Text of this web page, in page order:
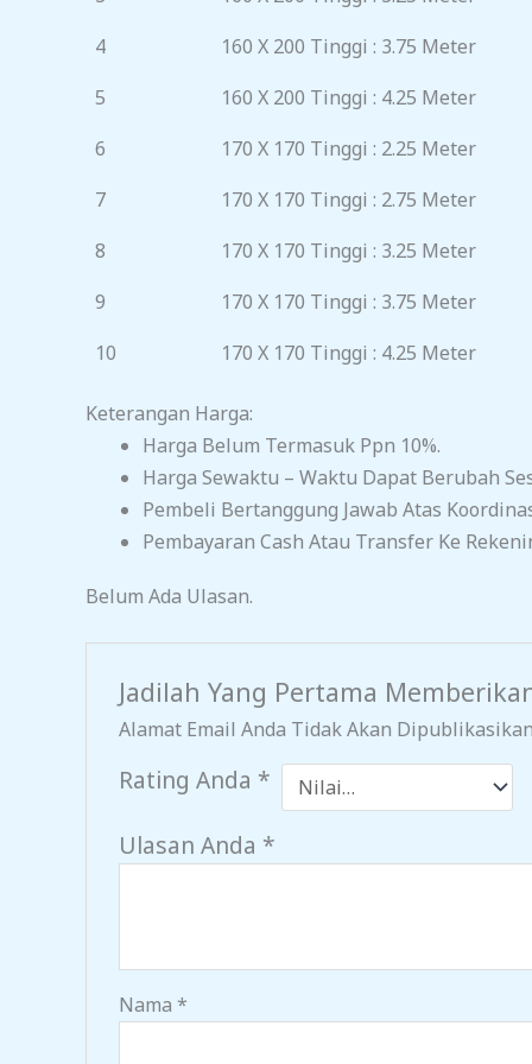
4
160 X 200 Tinggi : 3.75 Meter
5
160 X 200 Tinggi : 4.25 Meter
6
170 X 170 Tinggi : 2.25 Meter
7
170 X 170 Tinggi : 2.75 Meter
8
170 X 170 Tinggi : 3.25 Meter
9
170 X 170 Tinggi : 3.75 Meter
10
170 X 170 Tinggi : 4.25 Meter
Keterangan Harga:
Harga Belum Termasuk Ppn 10%.
Harga Sewaktu – Waktu Dapat Berubah
Pembeli Bertanggung Jawab Atas
Pembayaran Cash Atau Transfer Ke
Belum Ada Ulasan.
Jadilah Yang Pertama
Alamat Email Anda Tidak Akan
Rating Anda *
Ulasan Anda *
Nama *